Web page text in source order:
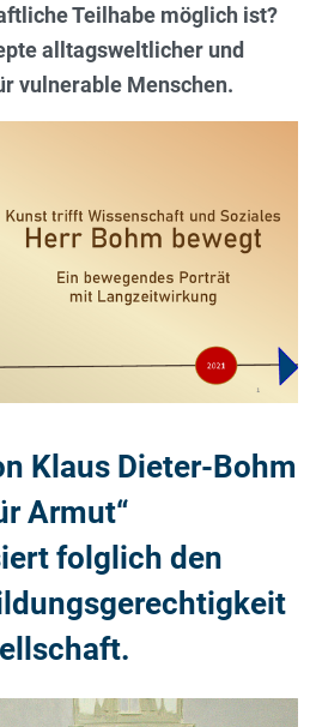
Teilhabe möglich ist?
alltagsweltlicher und
vulnerable Menschen.
Klaus Dieter-Bohm
Armut“
folglich den